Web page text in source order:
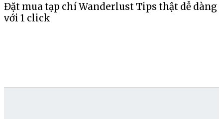
Đặt mua tạp chí Wanderlust Tips thật dễ dàng
với 1 click